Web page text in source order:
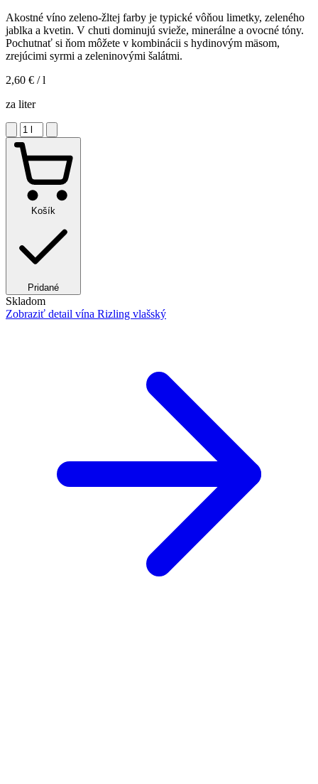
Akostné víno zeleno-žltej farby je typické vôňou limetky, zeleného
jablka a kvetin. V chuti dominujú svieže, minerálne a ovocné tóny.
Pochutnať si ňom môžete v kombinácii s hydinovým mäsom,
zrejúcimi syrmi a zeleninovými šalátmi.
2,60 € / l
za liter
Košík
Pridané
Skladom
Zobraziť detail vína Rizling vlašský